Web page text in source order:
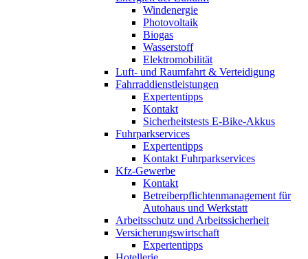
Windenergie
Photovoltaik
Biogas
Wasserstoff
Elektromobilität
Luft- und Raumfahrt & Verteidigung
Fahrraddienstleistungen
Expertentipps
Kontakt
Sicherheitstests E-Bike-Akkus
Fuhrparkservices
Expertentipps
Kontakt Fuhrparkservices
Kfz-Gewerbe
Kontakt
Betreiberpflichtenmanagement für
Autohaus und Werkstatt
Arbeitsschutz und Arbeitssicherheit
Versicherungswirtschaft
Expertentipps